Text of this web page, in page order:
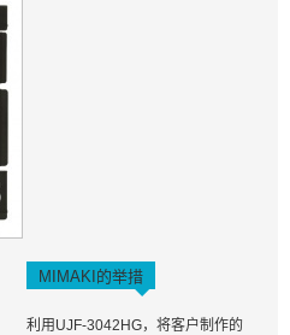
MIMAKI的举措
利用UJF-3042HG，将客户制作的